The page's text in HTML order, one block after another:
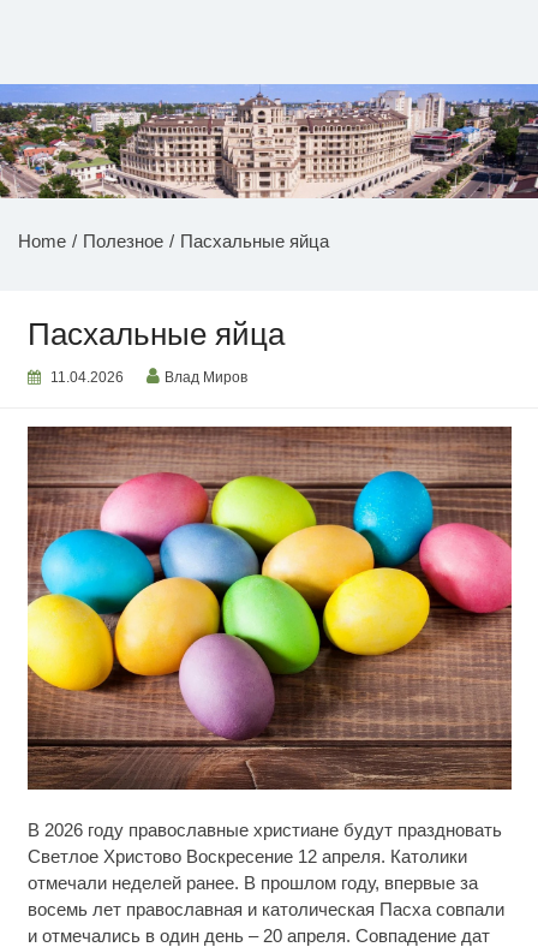
НОВОСТИ ПРИДНЕСТРОВЬЯ
Home Полезное Пасхальные яйца
Пасхальные яйца
11.04.2026 Влад Миров
В 2026 году православные христиане будут праздновать
Светлое Христово Воскресение 12 апреля. Католики
отмечали неделей ранее. В прошлом году, впервые за
восемь лет православная и католическая Пасха совпали
и отмечались в один день – 20 апреля. Совпадение дат
вытворяют, когда их не видят...
i
Ролик длится несколько секунд, а смеяться вы
будете долго